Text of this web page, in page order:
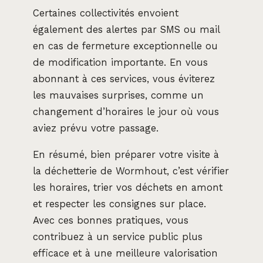
Certaines collectivités envoient
également des alertes par SMS ou mail
en cas de fermeture exceptionnelle ou
de modification importante. En vous
abonnant à ces services, vous éviterez
les mauvaises surprises, comme un
changement d’horaires le jour où vous
aviez prévu votre passage.
En résumé, bien préparer votre visite à
la déchetterie de Wormhout, c’est vérifier
les horaires, trier vos déchets en amont
et respecter les consignes sur place.
Avec ces bonnes pratiques, vous
contribuez à un service public plus
efficace et à une meilleure valorisation